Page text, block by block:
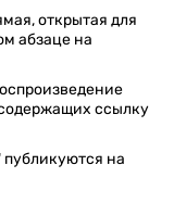
открытая для
абзаце на
ссылку
на